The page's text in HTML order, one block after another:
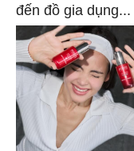
đến đồ gia dụng...